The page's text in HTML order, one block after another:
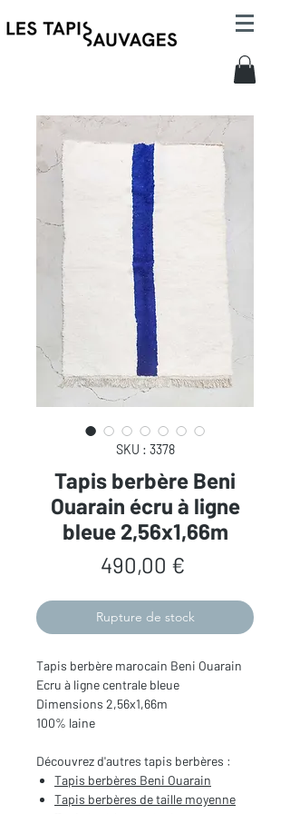
SKU : 3378
Tapis berbère Beni
Ouarain écru à ligne
bleue 2,56x1,66m
490,00 €
Rupture de stock
Tapis berbère marocain Beni Ouarain
Ecru à ligne centrale bleue
Dimensions 2,56x1,66m
100% laine
Découvrez d'autres tapis berbères :
Tapis berbères Beni Ouarain
Tapis berbères de taille moyenne